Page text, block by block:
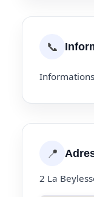
📞
📍
2 La